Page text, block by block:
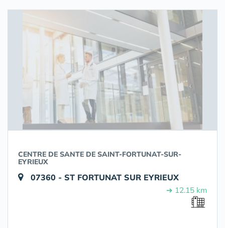
CENTRE DE SANTE DE SAINT-FORTUNAT-SUR-
EYRIEUX
07360 - ST FORTUNAT SUR EYRIEUX
➔ 12.15 km